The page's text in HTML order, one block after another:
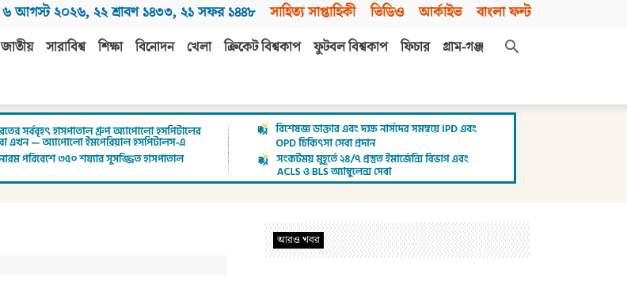
৬ আগস্ট ২০২৬, ২২ শ্রাবণ ১৪৩৩, ২১ সফর ১৪৪৮ সাহিত্য সাপ্তাহিকী ভিডিও আর্কাইভ বাংলা ফন্ট
জাতীয় সারাবিশ্ব শিক্ষা বিনোদন খেলা ক্রিকেট বিশ্বকাপ ফুটবল বিশ্বকাপ ফিচার
গ্রাম-গঞ্জ
আরও খবর